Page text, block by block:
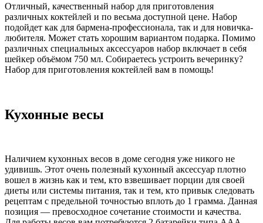
Отличный, качественный набор для приготовления
различных коктейлей и по весьма доступной цене. Набор
подойдет как для бармена-профессионала, так и для новичка-
любителя. Может стать хорошим вариантом подарка. Помимо
различных специальных аксессуаров набор включает в себя
шейкер объёмом 750 мл. Собираетесь устроить вечеринку?
Набор для приготовления коктейлей вам в помощь!
Кухонные весы
Наличием кухонных весов в доме сегодня уже никого не
удивишь. Этот очень полезный кухонный аксессуар плотно
вошел в жизнь как и тем, кто взвешивает порции для своей
диеты или системы питания, так и тем, кто привык следовать
рецептам с предельной точностью вплоть до 1 грамма. Данная
позиция — превосходное сочетание стоимости и качества.